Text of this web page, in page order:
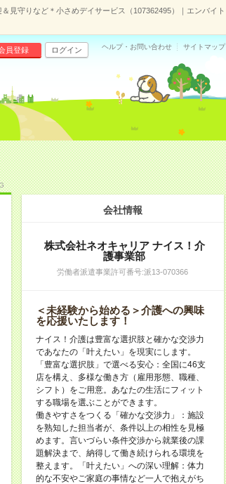
見守りなど＊小さめデイサービス（107362495）｜エンバイト
員登録 ログイン ヘルプ・お問い合わせ サイトマップ
会社情報
株式会社ネオキャリア ナイス！介
護事業部
労働者派遣事業許可番号:派13-070366
＜未経験から始める＞介護への興味
を応援いたします！
ナイス！介護は豊富な選択肢と確かな交渉力
であなたの「叶えたい」を現実にします。
「豊富な選択肢」で選べる安心：全国に46支
店を構え、多様な働き方（雇用形態、職種、
シフト）をご用意。あなたの生活にフィット
する職場を選ぶことができます。
働きやすさをつくる「確かな交渉力」：施設
を熟知した担当者が、条件以上の相性を見極
めます。言いづらい条件交渉から就業後の課
題解決まで、納得して働き続けられる環境を
整えます。「叶えたい」への深い理解：体力
的な不安やご家庭の事情など一人で抱えがち